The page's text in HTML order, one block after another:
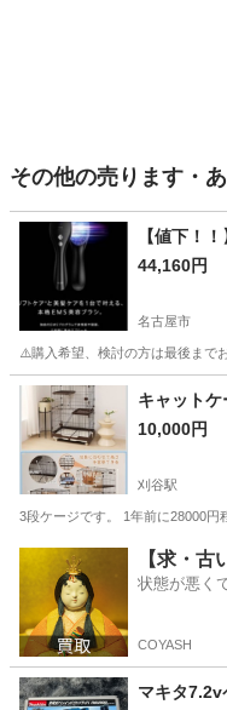
その他の売ります・
【値下！
44,160円
名古屋市
⚠️購入希望、検討の方は最後まで
愛知 名古屋市 その他
キャットケ
10,000円
刈谷駅
3段ケージです。 1年前に28000
刈谷駅
【求・
状態が悪く
COYASH
マキタ7.2v